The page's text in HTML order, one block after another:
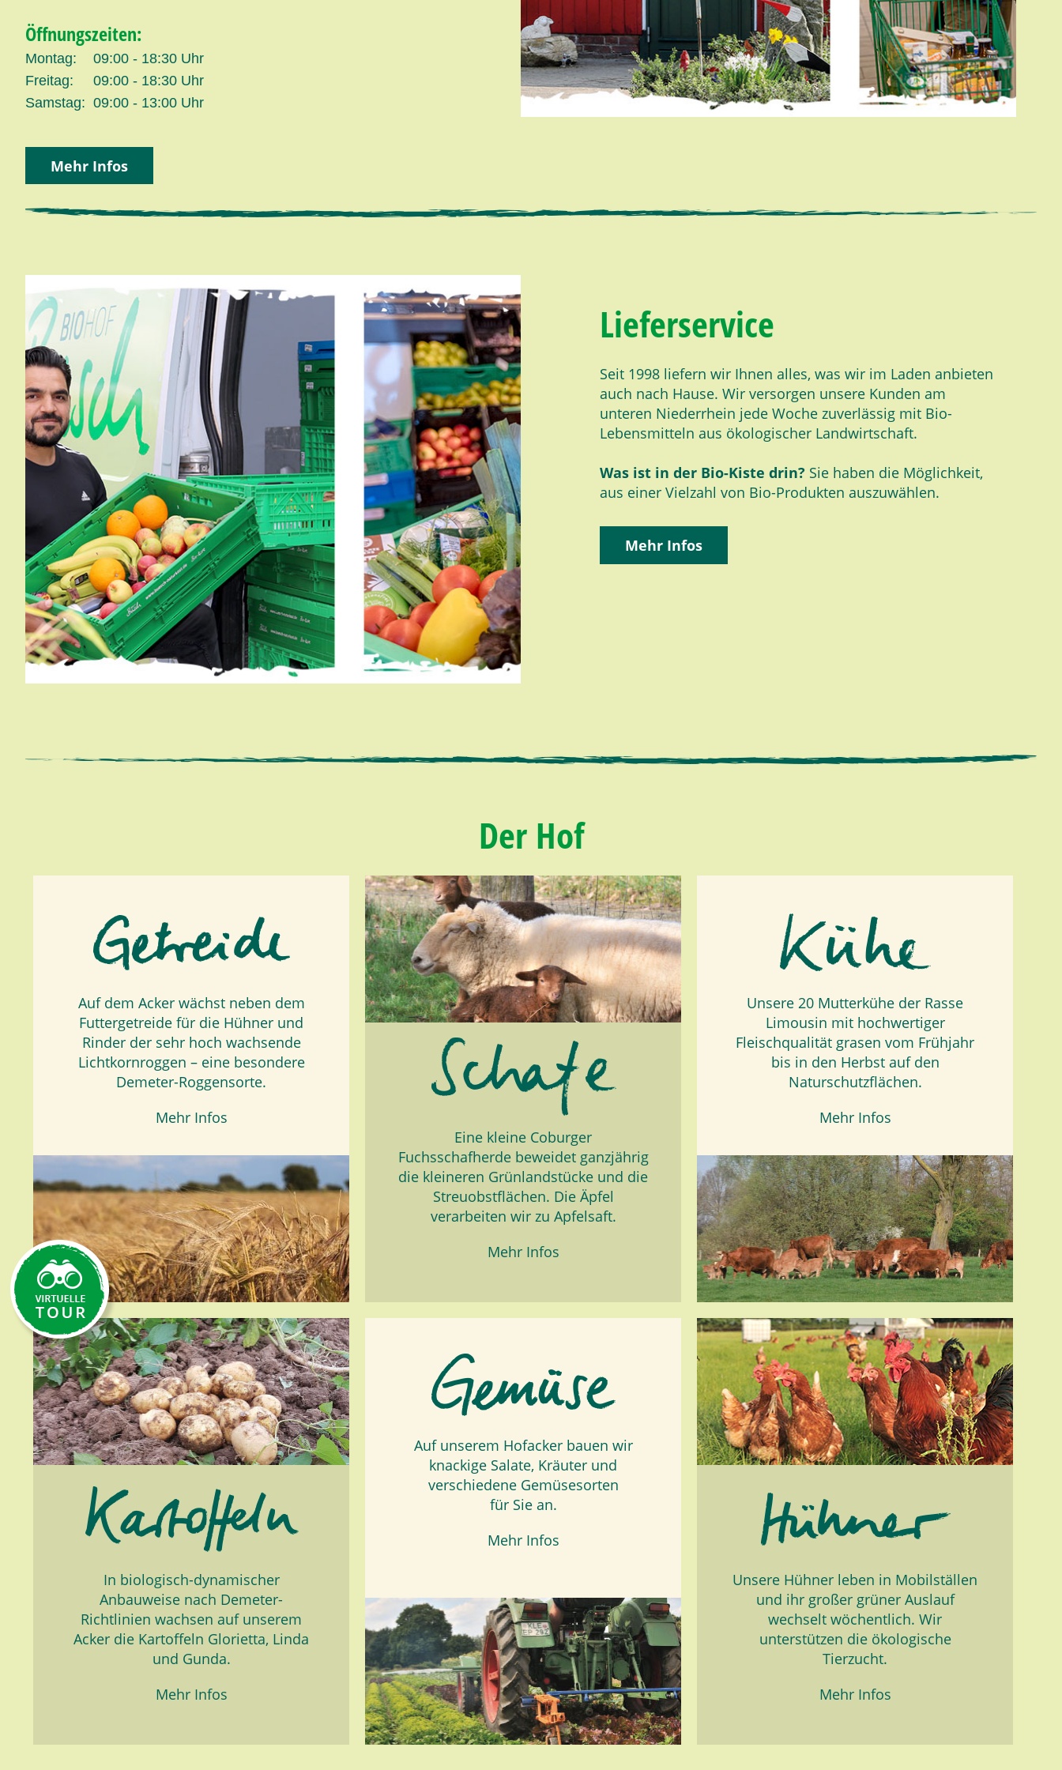
Öffnungszeiten:
Montag:
09:00 - 18:30 Uhr
Freitag:
09:00 - 18:30 Uhr
Samstag: 09:00 - 13:00 Uhr
Mehr Infos
Lieferservice
Seit 1998 liefern wir Ihnen alles, was wir im Laden anbieten
auch nach Hause. Wir versorgen unsere Kunden am
unteren Niederrhein jede Woche zuverlässig mit Bio-
Lebensmitteln aus ökologischer Landwirtschaft.
Was ist in der Bio-Kiste drin? Sie haben die Möglichkeit,
aus einer Vielzahl von Bio-Produkten auszuwählen.
Mehr Infos
Der Hof
Auf dem Acker wächst neben dem
Futtergetreide für die Hühner und
Rinder der sehr hoch wachsende
Lichtkornroggen – eine besondere
Demeter-Roggensorte.
Mehr Infos
Eine kleine Coburger
Fuchsschafherde beweidet ganzjährig
die kleineren Grünlandstücke und die
Streuobstflächen. Die Äpfel
verarbeiten wir zu Apfelsaft.
Mehr Infos
Unsere 20 Mutterkühe der Rasse
Limousin mit hochwertiger
Fleischqualität grasen vom Frühjahr
bis in den Herbst auf den
Naturschutzflächen.
Mehr Infos
In biologisch-dynamischer
Anbauweise nach Demeter-
Richtlinien wachsen auf unserem
Acker die Kartoffeln Glorietta, Linda
und Gunda.
Mehr Infos
Auf unserem Hofacker bauen wir
knackige Salate, Kräuter und
verschiedene Gemüsesorten
für Sie an.
Mehr Infos
Unsere Hühner leben in Mobilställen
und ihr großer grüner Auslauf
wechselt wöchentlich. Wir
unterstützen die ökologische
Tierzucht.
Mehr Infos